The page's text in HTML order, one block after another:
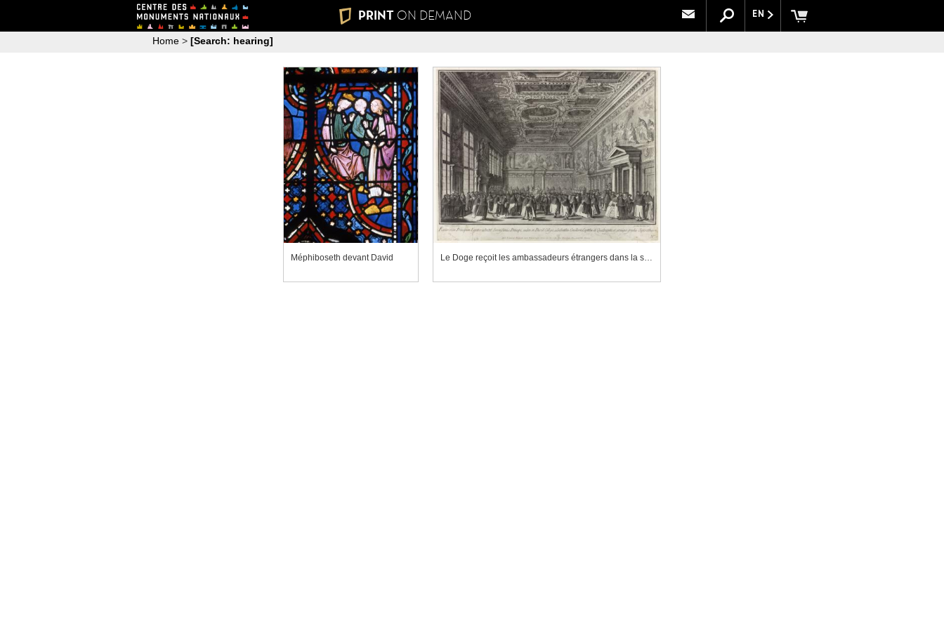
EN
PRINT ON DEMAND
Home > [Search: hearing]
Méphiboseth devant David Le Doge reçoit les ambassadeurs étrangers dans la salle du Collège